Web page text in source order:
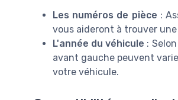
Les numéros de pièce :
vous aideront à trouver
L'année du véhicule :
avant gauche peuvent
votre véhicule.